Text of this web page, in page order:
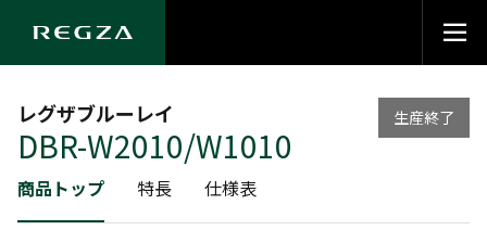
レグザブルーレイ
DBR-W2010/W1010
生産終了
商品トップ 特長 仕様表